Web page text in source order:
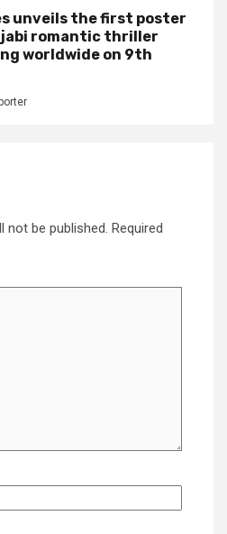
unveils the first poster
romantic thriller
worldwide on 9th
not be published. Required